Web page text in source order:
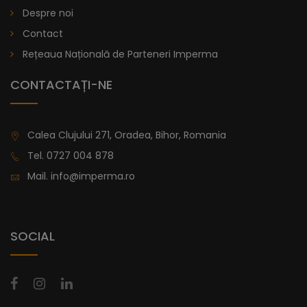
Despre noi
Contact
Rețeaua Națională de Parteneri Imperma
CONTACTAȚI-NE
Calea Clujului 271, Oradea, Bihor, Romania
Tel. 0727 004 878
Mail. info@imperma.ro
SOCIAL